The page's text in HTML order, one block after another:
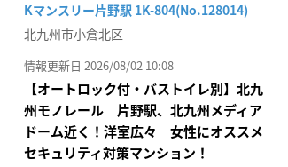
Kマンスリー片野駅 1K-804(No.128014)
北九州市小倉北区
情報更新日 2026/08/02 10:08
【オートロック付・バストイレ別】北九
州モノレール 片野駅、北九州メディア
ドーム近く！洋室広々 女性にオススメ
セキュリティ対策マンション！